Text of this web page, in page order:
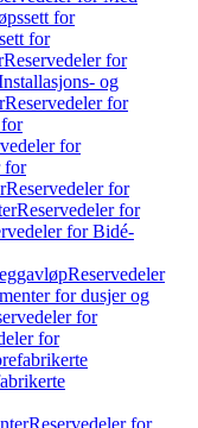
for
for
Reservedeler for
og
Reservedeler for
for
for
Reservedeler for
Reservedeler for
for Bidé-
Reservedeler
for dusjer og
for
for
Reservedeler for